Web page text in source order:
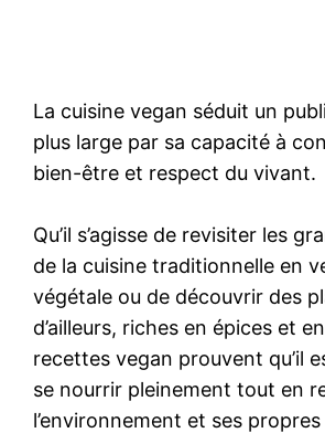
La cuisine vegan séduit un
plus large par sa capacité à
bien-être et respect du vivant.
Qu’il s’agisse de revisiter les
de la cuisine traditionnelle en
végétale ou de découvrir des
d’ailleurs, riches en épices et
recettes vegan prouvent qu’il
se nourrir pleinement tout en
l’environnement et ses